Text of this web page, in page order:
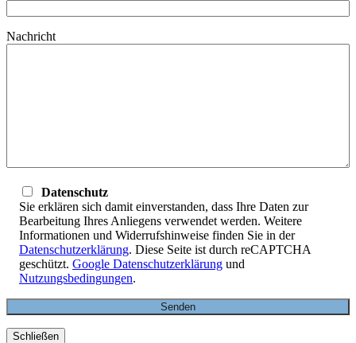
Nachricht
Datenschutz
Sie erklären sich damit einverstanden, dass Ihre Daten zur
Bearbeitung Ihres Anliegens verwendet werden. Weitere
Informationen und Widerrufshinweise finden Sie in der
Datenschutzerklärung. Diese Seite ist durch reCAPTCHA
geschützt. Google Datenschutzerklärung und
Nutzungsbedingungen.
Schließen